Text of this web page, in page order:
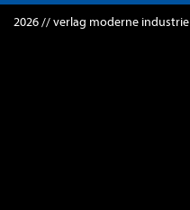
2026 // verlag moderne industrie